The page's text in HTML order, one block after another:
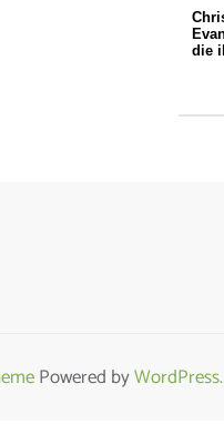
Powered byWordPress.